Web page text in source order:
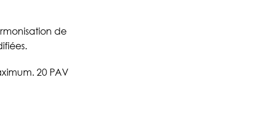
de
20 PAV